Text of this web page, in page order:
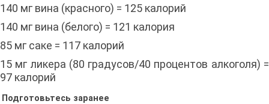
140 мг вина (красного) = 125 калорий
140 мг вина (белого) = 121 калория
85 мг саке = 117 калорий
15 мг ликера (80 градусов/40 процентов алкоголя) =
97 калорий
Подготовьтесь заранее